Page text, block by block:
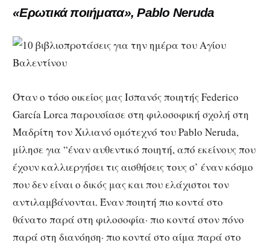
«Ερωτικά ποιήματα», Pablo Neruda
Όταν ο τόσο οικείος μας Ισπανός ποιητής Federico
García Lorca παρουσίασε στη φιλοσοφική σχολή στη
Μαδρίτη τον Χιλιανό ομότεχνό του Pablo Neruda,
μίλησε για “έναν αυθεντικό ποιητή, από εκείνους που
έχουν καλλιεργήσει τις αισθήσεις τους σ’ έναν κόσμο
που δεν είναι ο δικός μας και που ελάχιστοι τον
αντιλαμβάνονται. Έναν ποιητή πιο κοντά στο
θάνατο παρά στη φιλοσοφία· πιο κοντά στον πόνο
παρά στη διανόηση· πιο κοντά στο αίμα παρά στο